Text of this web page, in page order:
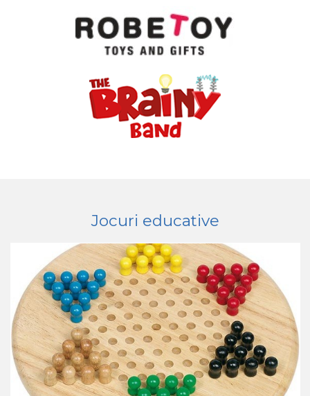
Jocuri educative